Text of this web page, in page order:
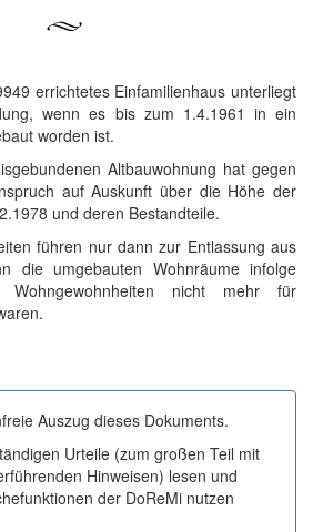
errichtetes Einfamilienhaus unterliegt
wenn es bis zum 1.4.1961 in ein
worden ist.
Altbauwohnung hat gegen
auf Auskunft über die Höhe der
und deren Bestandteile.
führen nur dann zur Entlassung aus
die umgebauten Wohnräume infolge
nicht mehr für
Auszug dieses Dokuments.
Urteile (zum großen Teil mit
Hinweisen) lesen und
der DoReMi nutzen